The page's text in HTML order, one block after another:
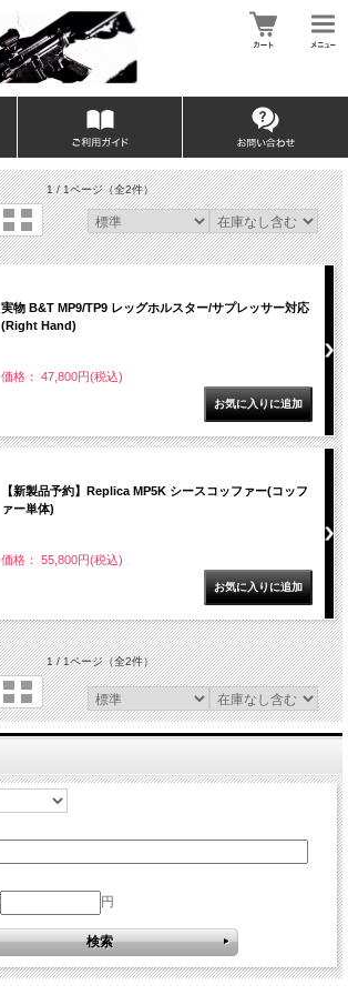
1 / 1ページ（全2件）
実物 B&T MP9/TP9 レッグホルスター/サプレッサー対応
(Right Hand)
価格： 47,800円(税込)
【新製品予約】Replica MP5K シースコッファー(コッフ
ァー単体)
価格： 55,800円(税込)
1 / 1ページ（全2件）
円